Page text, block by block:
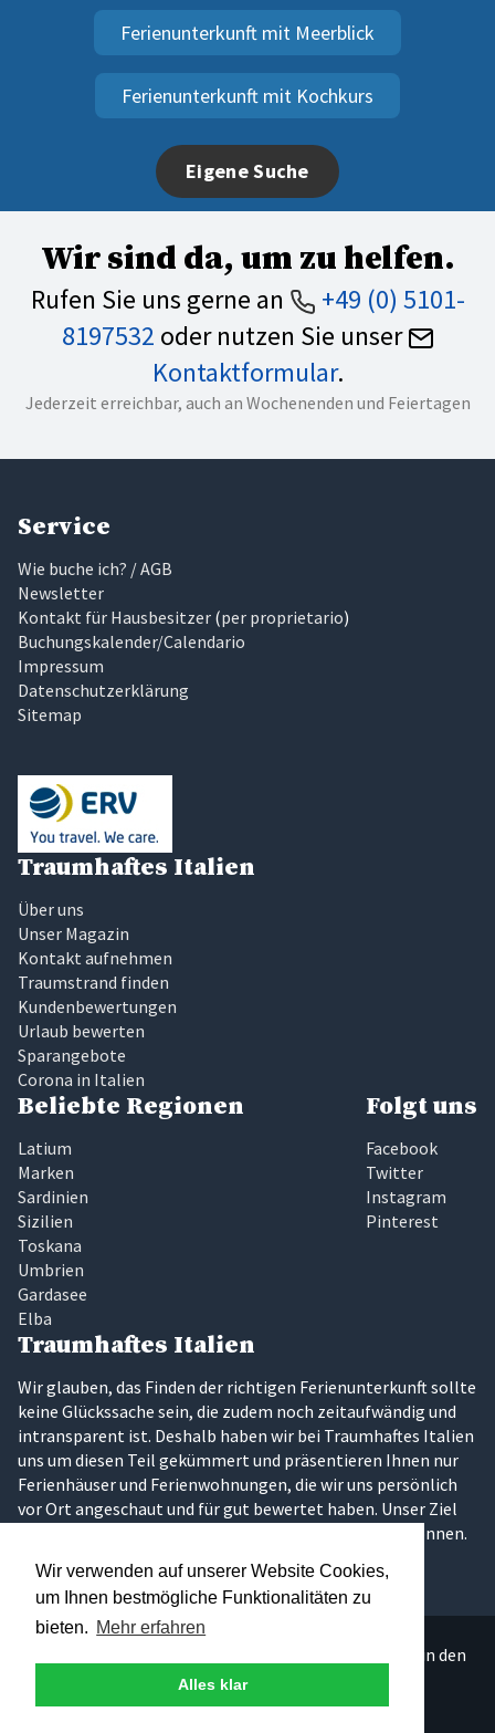
Wir verwenden auf unserer Website Cookies,
um Ihnen bestmögliche Funktionalitäten zu
bieten. Mehr erfahren
Alles klar
Ferienunterkunft mit Meerblick
Ferienunterkunft mit Kochkurs
Eigene Suche
Wir sind da, um zu helfen.
Rufen Sie uns gerne an
+49 (0) 5101-
8197532 oder nutzen Sie unser
Kontaktformular.
Jederzeit erreichbar, auch an Wochenenden und Feiertagen
Service
Wie buche ich? / AGB
Newsletter
Kontakt für Hausbesitzer (per proprietario)
Buchungskalender/Calendario
Impressum
Datenschutzerklärung
Sitemap
Traumhaftes Italien
Über uns
Unser Magazin
Kontakt aufnehmen
Traumstrand finden
Kundenbewertungen
Urlaub bewerten
Sparangebote
Corona in Italien
Beliebte Regionen
Latium
Marken
Sardinien
Sizilien
Toskana
Umbrien
Gardasee
Elba
Folgt uns
Facebook
Twitter
Instagram
Pinterest
Traumhaftes Italien
Wir glauben, das Finden der richtigen Ferienunterkunft sollte
keine Glückssache sein, die zudem noch zeitaufwändig und
intransparent ist. Deshalb haben wir bei Traumhaftes Italien
uns um diesen Teil gekümmert und präsentieren Ihnen nur
Ferienhäuser und Ferienwohnungen, die wir uns persönlich
vor Ort angeschaut und für gut bewertet haben. Unser Ziel
ist es, dass Sie Ihren Traumurlaub in Italien erleben können.
Über 300 persönlich ausgesuchte Ferienunterkünfte in den
schönsten Regionen Italiens.